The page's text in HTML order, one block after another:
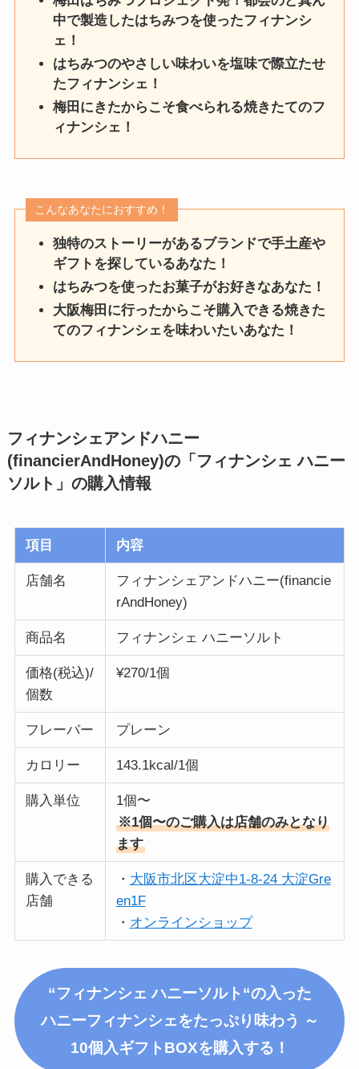
中で製造したはちみつを使ったフィナンシ
ェ！
はちみつのやさしい味わいを塩味で際立たせ
たフィナンシェ！
梅田にきたからこそ食べられる焼きたてのフ
ィナンシェ！
こんなあなたにおすすめ！
独特のストーリーがあるブランドで手土産や
ギフトを探しているあなた！
はちみつを使ったお菓子がお好きなあなた！
大阪梅田に行ったからこそ購入できる焼きた
てのフィナンシェを味わいたいあなた！
フィナンシェアンドハニー
(financierAndHoney)の「フィナンシェ ハニー
ソルト 」の購入情報
項目 内容
店舗名
フィナンシェアンドハニー(financie
rAndHoney)
商品名 フィナンシェ ハニーソルト
価格(税込)/
個数
¥270/1個
フレーバー プレーン
カロリー 143.1kcal/1個
購入単位
1個〜
※1個〜のご購入は店舗のみとなり
ます
購入できる
店舗
・ 大阪市北区大淀中1-8-24 大淀Gre
en1F
・ オンラインショップ
“フィナンシェ ハニーソルト“の入った
ハニーフィナンシェをたっぷり味わう ～
10個入ギフトBOXを購入する！